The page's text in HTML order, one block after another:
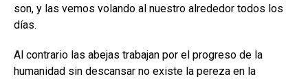
son, y las vemos volando al nuestro alrededor todos los
días.
Al contrario las abejas trabajan por el progreso de la
humanidad sin descansar no existe la pereza en la